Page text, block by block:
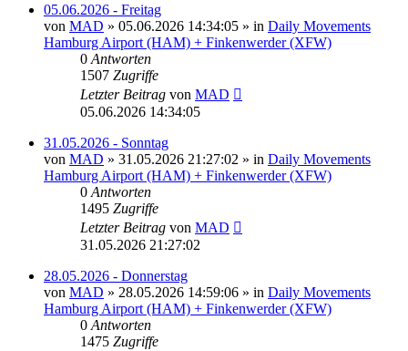
05.06.2026 - Freitag
von MAD » 05.06.2026 14:34:05 » in Daily Movements
Hamburg Airport (HAM) + Finkenwerder (XFW)
0 Antworten
1507 Zugriffe
Letzter Beitrag von MAD
05.06.2026 14:34:05
31.05.2026 - Sonntag
von MAD » 31.05.2026 21:27:02 » in Daily Movements
Hamburg Airport (HAM) + Finkenwerder (XFW)
0 Antworten
1495 Zugriffe
Letzter Beitrag von MAD
31.05.2026 21:27:02
28.05.2026 - Donnerstag
von MAD » 28.05.2026 14:59:06 » in Daily Movements
Hamburg Airport (HAM) + Finkenwerder (XFW)
0 Antworten
1475 Zugriffe